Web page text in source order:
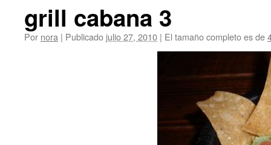
grill cabana 3
Por nora | Publicado julio 27, 2010 | El tamaño completo es de